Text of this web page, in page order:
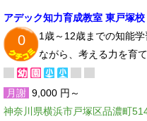
アデック知力育成教室 東戸塚校
0
1歳～12歳までの知能
ながら、考える力を育
月謝 9,000 円～
神奈川県横浜市戸塚区品濃町